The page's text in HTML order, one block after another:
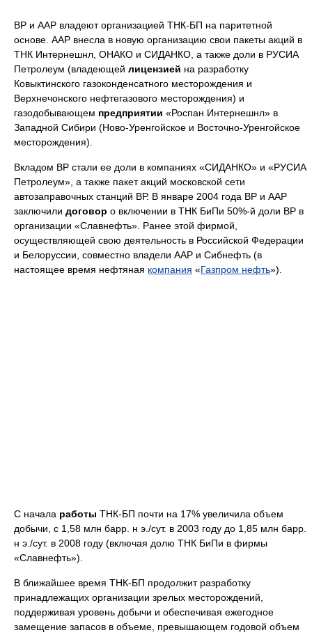
ВР и ААР владеют организацией ТНК-БП на паритетной
основе. ААР внесла в новую организацию свои пакеты акций в
ТНК Интернешнл, ОНАКО и СИДАНКО, а также доли в РУСИА
Петролеум (владеющей лицензией на разработку
Ковыктинского газоконденсатного месторождения и
Верхнечонского нефтегазового месторождения) и
газодобывающем предприятии «Роспан Интернешнл» в
Западной Сибири (Ново-Уренгойское и Восточно-Уренгойское
месторождения).
Вкладом ВР стали ее доли в компаниях «СИДАНКО» и «РУСИА
Петролеум», а также пакет акций московской сети
автозаправочных станций ВР. В январе 2004 года ВР и ААР
заключили договор о включении в ТНК БиПи 50%-й доли ВР в
организации «Славнефть». Ранее этой фирмой,
осуществляющей свою деятельность в Российской Федерации
и Белоруссии, совместно владели ААР и Сибнефть (в
настоящее время нефтяная компания «Газпром нефть»).
С начала работы ТНК-БП почти на 17% увеличила объем
добычи, с 1,58 млн барр. н э./сут. в 2003 году до 1,85 млн барр.
н э./сут. в 2008 году (включая долю ТНК БиПи в фирмы
«Славнефть»).
В ближайшее время ТНК-БП продолжит разработку
принадлежащих организации зрелых месторождений,
поддерживая уровень добычи и обеспечивая ежегодное
замещение запасов в объеме, превышающем годовой объем